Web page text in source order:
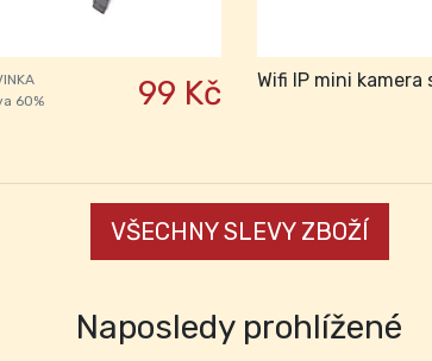
60%
99 Kč Wifi IP mini kamera
VŠECHNY SLEVY ZBOŽÍ
Naposledy prohlížené